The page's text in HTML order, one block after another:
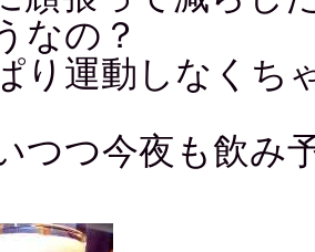
なの？
り運動しなくち
つつ今夜も飲み